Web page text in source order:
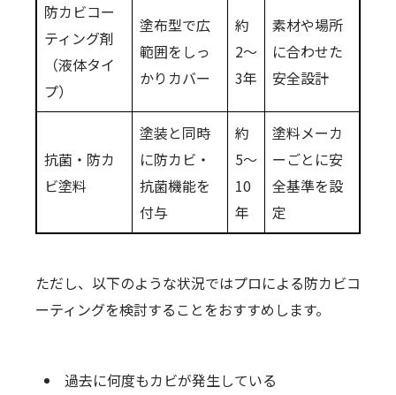
防カビコー
ティング剤
（液体タイ
プ）
塗布型で広
範囲をしっ
かりカバー
約
2〜
3年
素材や場所
に合わせた
安全設計
抗菌・防カ
ビ塗料
塗装と同時
に防カビ・
抗菌機能を
付与
約
5〜
10
年
塗料メーカ
ーごとに安
全基準を設
定
ただし、以下のような状況ではプロによる防カビコ
ーティングを検討することをおすすめします。
過去に何度もカビが発生している